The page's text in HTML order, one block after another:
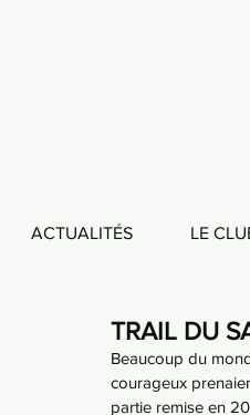
ACTUALITÉS LE
TRAIL DU
Beaucoup du
courageux
partie remise en